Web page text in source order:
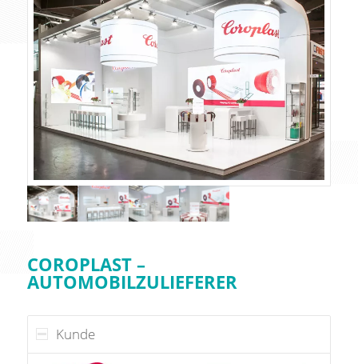
COROPLAST –
AUTOMOBILZULIEFERER
Kunde